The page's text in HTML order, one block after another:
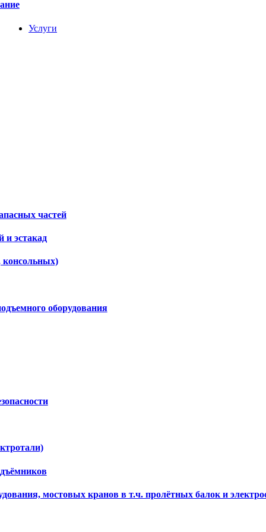
Услуги
частей
и эстакад
консольных)
оборудования
мостовых кранов в т.ч. пролётных балок и